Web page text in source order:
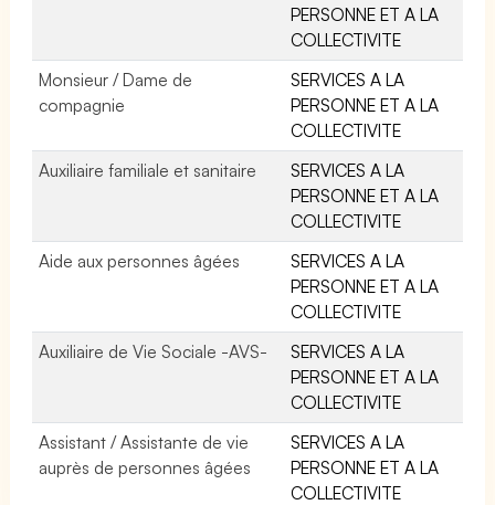
PERSONNE ET A LA
COLLECTIVITE
Monsieur / Dame de
compagnie
SERVICES A LA
PERSONNE ET A LA
COLLECTIVITE
Auxiliaire familiale et sanitaire
SERVICES A LA
PERSONNE ET A LA
COLLECTIVITE
Aide aux personnes âgées
SERVICES A LA
PERSONNE ET A LA
COLLECTIVITE
Auxiliaire de Vie Sociale -AVS-
SERVICES A LA
PERSONNE ET A LA
COLLECTIVITE
Assistant / Assistante de vie
auprès de personnes âgées
SERVICES A LA
PERSONNE ET A LA
COLLECTIVITE